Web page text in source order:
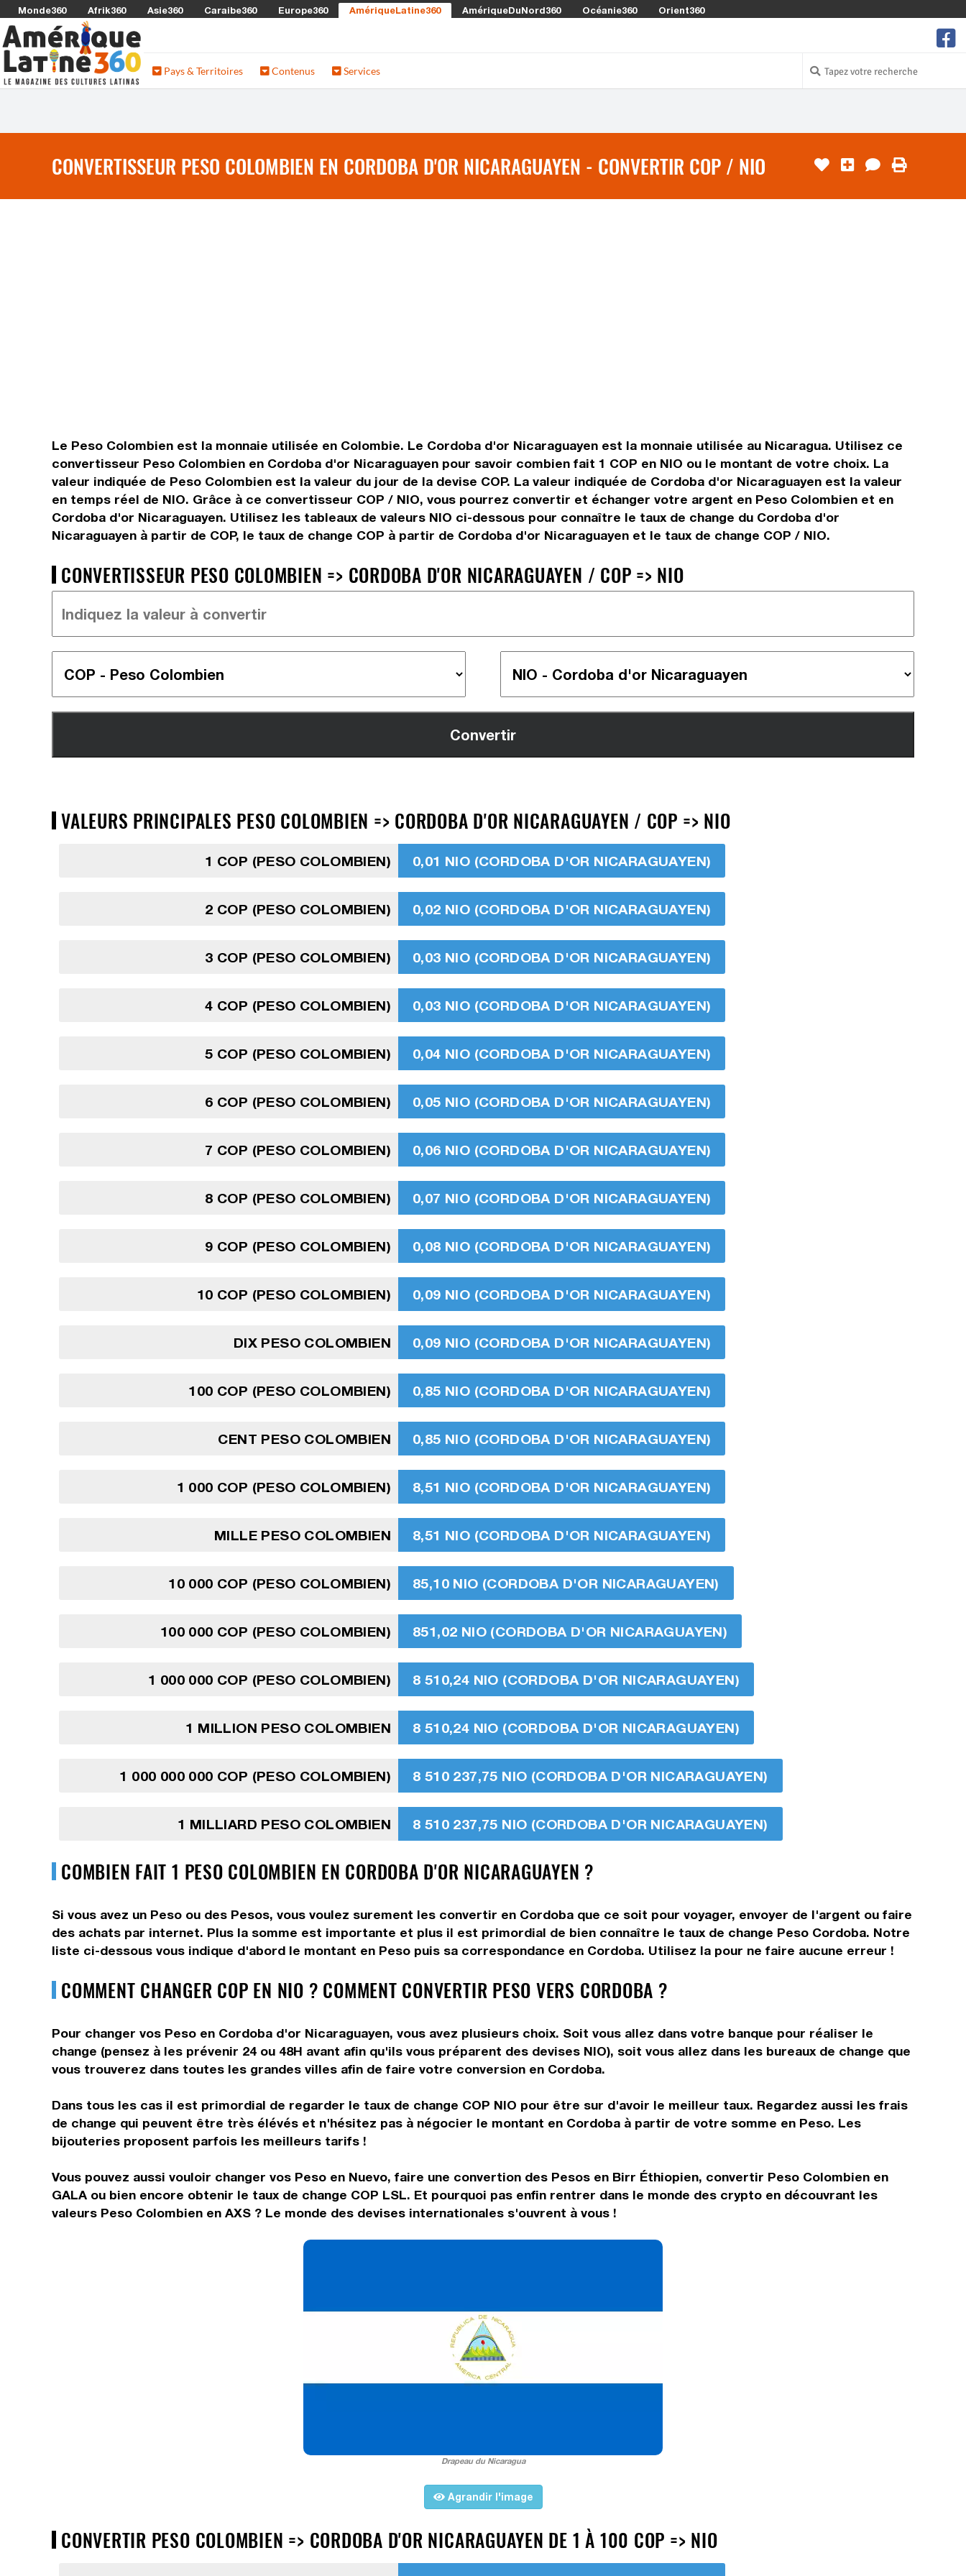
Monde360 Afrik360 Asie360 Caraibe360 Europe360 AmériqueLatine360 AmériqueDuNord360 Océanie360 Orient360
Pays & Territoires Contenus Services
CONVERTISSEUR PESO COLOMBIEN EN CORDOBA D'OR NICARAGUAYEN - CONVERTIR COP / NIO
Le Peso Colombien est la monnaie utilisée en Colombie. Le Cordoba d'or Nicaraguayen est la monnaie utilisée au Nicaragua. Utilisez ce
convertisseur Peso Colombien en Cordoba d'or Nicaraguayen pour savoir combien fait 1 COP en NIO ou le montant de votre choix. La
valeur indiquée de Peso Colombien est la valeur du jour de la devise COP. La valeur indiquée de Cordoba d'or Nicaraguayen est la valeur
en temps réel de NIO. Grâce à ce convertisseur COP / NIO, vous pourrez convertir et échanger votre argent en Peso Colombien et en
Cordoba d'or Nicaraguayen. Utilisez les tableaux de valeurs NIO ci-dessous pour connaître le taux de change du Cordoba d'or
Nicaraguayen à partir de COP, le taux de change COP à partir de Cordoba d'or Nicaraguayen et le taux de change COP / NIO.
CONVERTISSEUR PESO COLOMBIEN => CORDOBA D'OR NICARAGUAYEN / COP => NIO
VALEURS PRINCIPALES PESO COLOMBIEN => CORDOBA D'OR NICARAGUAYEN / COP => NIO
1 COP (PESO COLOMBIEN) 0,01 NIO (CORDOBA D'OR NICARAGUAYEN)
2 COP (PESO COLOMBIEN) 0,02 NIO (CORDOBA D'OR NICARAGUAYEN)
3 COP (PESO COLOMBIEN) 0,03 NIO (CORDOBA D'OR NICARAGUAYEN)
4 COP (PESO COLOMBIEN) 0,03 NIO (CORDOBA D'OR NICARAGUAYEN)
5 COP (PESO COLOMBIEN) 0,04 NIO (CORDOBA D'OR NICARAGUAYEN)
6 COP (PESO COLOMBIEN) 0,05 NIO (CORDOBA D'OR NICARAGUAYEN)
7 COP (PESO COLOMBIEN) 0,06 NIO (CORDOBA D'OR NICARAGUAYEN)
8 COP (PESO COLOMBIEN) 0,07 NIO (CORDOBA D'OR NICARAGUAYEN)
9 COP (PESO COLOMBIEN) 0,08 NIO (CORDOBA D'OR NICARAGUAYEN)
10 COP (PESO COLOMBIEN) 0,09 NIO (CORDOBA D'OR NICARAGUAYEN)
DIX PESO COLOMBIEN 0,09 NIO (CORDOBA D'OR NICARAGUAYEN)
100 COP (PESO COLOMBIEN) 0,85 NIO (CORDOBA D'OR NICARAGUAYEN)
CENT PESO COLOMBIEN 0,85 NIO (CORDOBA D'OR NICARAGUAYEN)
1 000 COP (PESO COLOMBIEN) 8,51 NIO (CORDOBA D'OR NICARAGUAYEN)
MILLE PESO COLOMBIEN 8,51 NIO (CORDOBA D'OR NICARAGUAYEN)
10 000 COP (PESO COLOMBIEN) 85,10 NIO (CORDOBA D'OR NICARAGUAYEN)
100 000 COP (PESO COLOMBIEN) 851,02 NIO (CORDOBA D'OR NICARAGUAYEN)
1 000 000 COP (PESO COLOMBIEN) 8 510,24 NIO (CORDOBA D'OR NICARAGUAYEN)
1 MILLION PESO COLOMBIEN 8 510,24 NIO (CORDOBA D'OR NICARAGUAYEN)
1 000 000 000 COP (PESO COLOMBIEN) 8 510 237,75 NIO (CORDOBA D'OR NICARAGUAYEN)
1 MILLIARD PESO COLOMBIEN 8 510 237,75 NIO (CORDOBA D'OR NICARAGUAYEN)
COMBIEN FAIT 1 PESO COLOMBIEN EN CORDOBA D'OR NICARAGUAYEN ?
Si vous avez un Peso ou des Pesos, vous voulez surement les convertir en Cordoba que ce soit pour voyager, envoyer de l'argent ou faire
des achats par internet. Plus la somme est importante et plus il est primordial de bien connaître le taux de change Peso Cordoba. Notre
liste ci-dessous vous indique d'abord le montant en Peso puis sa correspondance en Cordoba. Utilisez la pour ne faire aucune erreur !
COMMENT CHANGER COP EN NIO ? COMMENT CONVERTIR PESO VERS CORDOBA ?
Pour changer vos Peso en Cordoba d'or Nicaraguayen, vous avez plusieurs choix. Soit vous allez dans votre banque pour réaliser le
change (pensez à les prévenir 24 ou 48H avant afin qu'ils vous préparent des devises NIO), soit vous allez dans les bureaux de change que
vous trouverez dans toutes les grandes villes afin de faire votre conversion en Cordoba.
Dans tous les cas il est primordial de regarder le taux de change COP NIO pour être sur d'avoir le meilleur taux. Regardez aussi les frais
de change qui peuvent être très élévés et n'hésitez pas à négocier le montant en Cordoba à partir de votre somme en Peso. Les
bijouteries proposent parfois les meilleurs tarifs !
Vous pouvez aussi vouloir changer vos Peso en Nuevo, faire une convertion des Pesos en Birr Éthiopien, convertir Peso Colombien en
GALA ou bien encore obtenir le taux de change COP LSL. Et pourquoi pas enfin rentrer dans le monde des crypto en découvrant les
valeurs Peso Colombien en AXS ? Le monde des devises internationales s'ouvrent à vous !
Drapeau du Nicaragua
Agrandir l'image
CONVERTIR PESO COLOMBIEN => CORDOBA D'OR NICARAGUAYEN DE 1 À 100 COP => NIO